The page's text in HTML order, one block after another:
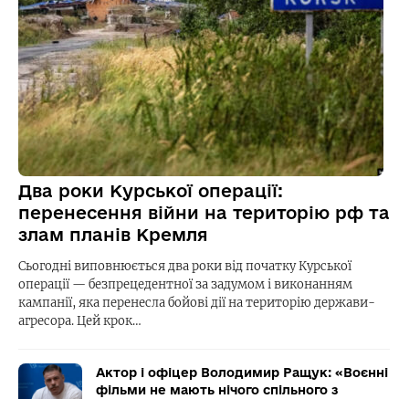
Два роки Курської операції:
перенесення війни на територію рф та
злам планів Кремля
Сьогодні виповнюється два роки від початку Курської
операції — безпрецедентної за задумом і виконанням
кампанії, яка перенесла бойові дії на територію держави-
агресора. Цей крок…
Актор і офіцер Володимир Ращук: «Воєнні
фільми не мають нічого спільного з